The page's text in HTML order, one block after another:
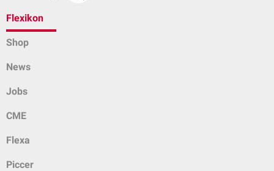
Flexikon
Shop
News
Jobs
CME
Flexa
Piccer